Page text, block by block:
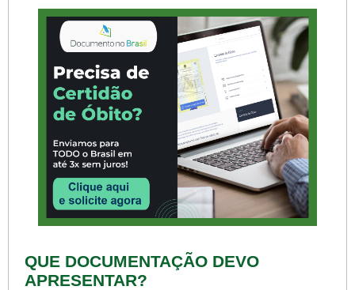
QUE DOCUMENTAÇÃO DEVO
APRESENTAR?